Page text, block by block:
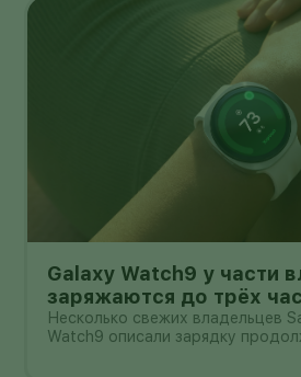
Galaxy Watch9 у части
заряжаются до трёх
проверить перед
Несколько свежих владельцев
Watch9 описали зарядку